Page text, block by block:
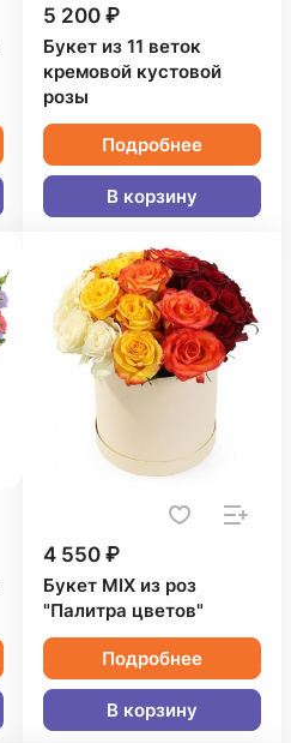
5 200 ₽
Букет из 11 веток
кремовой кустовой
розы
Подробнее
В корзину
4 550 ₽
Букет MIX из роз
"Палитра цветов"
Подробнее
В корзину